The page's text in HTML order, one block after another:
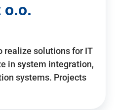
o.o.
realize solutions for IT
in system integration,
systems. Projects